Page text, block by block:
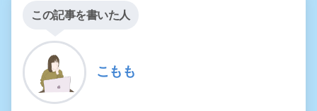
この記事を書いた人
こもも